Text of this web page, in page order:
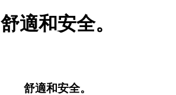
舒適和安全。
舒適和安全。